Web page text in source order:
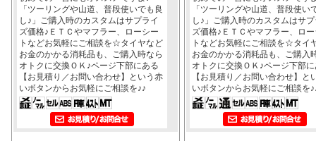
「ツーリングや山道、普段使いでも良
し♪」ご購入時のカスタムはサプライ
ズ価格♪ＥＴＣやマフラー、ローシー
トなどお気軽にご相談を☆タイヤなど
お金のかかる消耗品も、ご購入時なら
オトクに交換ＯＫ♪ページ下部にある
【お見積り／お問い合わせ】という赤
いボタンからお気軽にご相談を♪♪
「ツーリングや山道、普段使い
し♪」ご購入時のカスタムはサ
ズ価格♪ＥＴＣやマフラー、ロ
トなどお気軽にご相談を☆タイ
お金のかかる消耗品も、ご購入
オトクに交換ＯＫ♪ページ下部
【お見積り／お問い合わせ】と
いボタンからお気軽にご相談を